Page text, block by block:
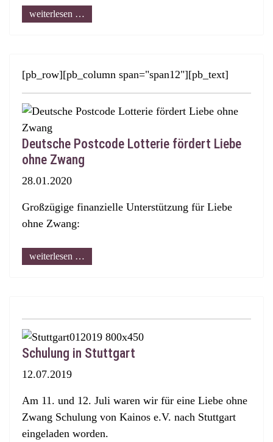
weiterlesen …
[pb_row][pb_column span="span12"][pb_text]
Deutsche Postcode Lotterie fördert Liebe
ohne Zwang
28.01.2020
Großzügige finanzielle Unterstützung für Liebe
ohne Zwang:
weiterlesen …
Schulung in Stuttgart
12.07.2019
Am 11. und 12. Juli waren wir für eine Liebe ohne
Zwang Schulung von Kainos e.V. nach Stuttgart
eingeladen worden.